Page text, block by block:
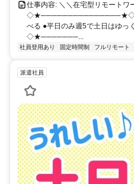
仕事内容: ＼＼在宅型リモートワ
◇★───────────────★◇
べる ●平日のみ週5で土日はゆっ
◇★───────...
社員登用あり 固定時間制 フルリモート
派遣社員